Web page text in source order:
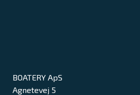
BOATERY ApS
Agnetevej 5